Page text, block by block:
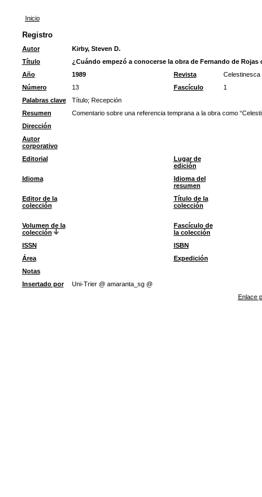
Inicio
Registro
Autor
Kirby, Steven D.
Título
¿Cuándo empezó a conocerse la obra de Fernando de Rojas
Año
1989 Revista
Celestinesca
Número
13 Fascículo
1
Palabras clave
Título; Recepción
Resumen
Comentario sobre una referencia temprana a la obra como
Dirección
Autor
corporativo
Editorial
Lugar de
edición
Idioma
Idioma del
resumen
Editor de la
colección
Título de la
colección
Volumen de la
colección
Fascículo de
la colección
ISSN
ISBN
Área
Expedición
Notas
Insertado por
Uni-Trier @ amaranta_sg @
Enlace